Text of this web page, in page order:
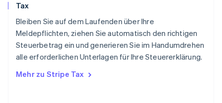
Tax
Bleiben Sie auf dem Laufenden über Ihre
Meldepflichten, ziehen Sie automatisch den richtigen
Steuerbetrag ein und generieren Sie im Handumdrehen
alle erforderlichen Unterlagen für Ihre Steuererklärung.
Mehr zu Stripe Tax
Schweden
Schweiz
DeutschFrançaisItalianoEnglish
Singapur
Slowakei